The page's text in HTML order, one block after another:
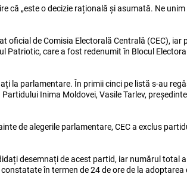
că „este o decizie rațională și asumată. Ne
oficial de Comisia Electorală Centrală (CEC),
Patriotic, care a fost redenumit în Blocul
la parlamentare. În primii cinci pe listă s-au
Inima Moldovei, Vasile Tarlev,
de alegerile parlamentare, CEC a exclus
desemnați de acest partid, iar numărul total
în termen de 24 de ore de la adoptarea